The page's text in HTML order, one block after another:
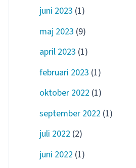
juni 2023 (1)
maj 2023 (9)
april 2023 (1)
februari 2023 (1)
oktober 2022 (1)
september 2022 (1)
juli 2022 (2)
juni 2022 (1)